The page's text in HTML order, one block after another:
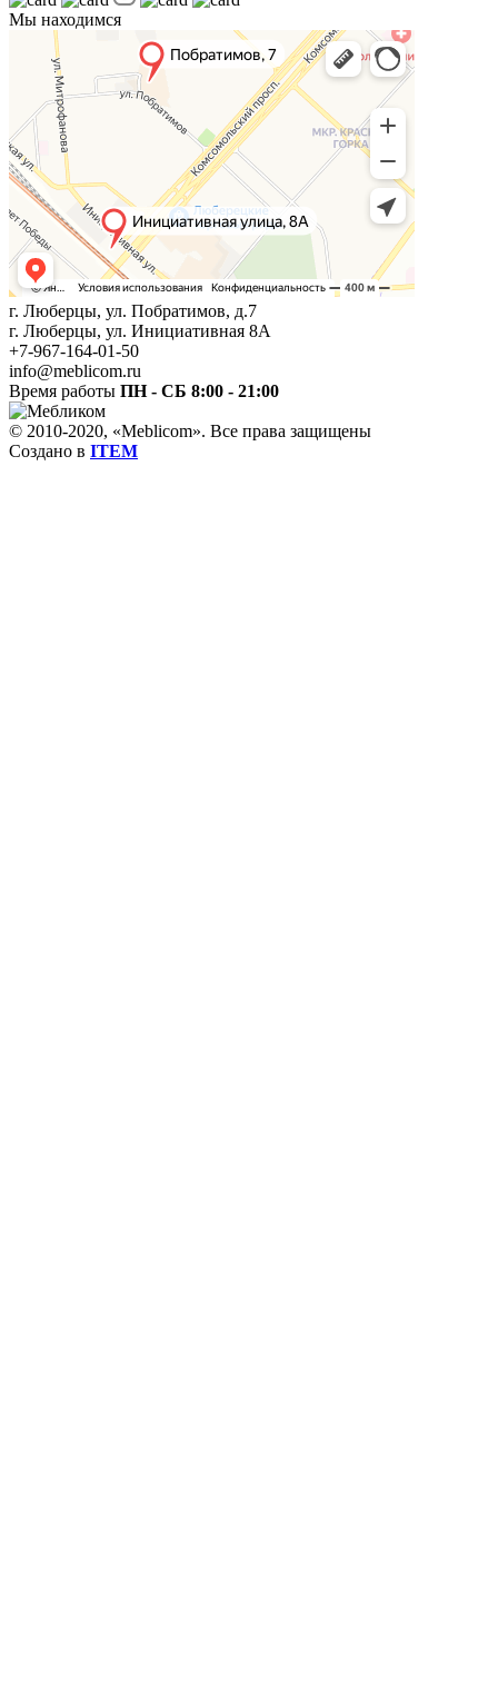
Мы находимся
г. Люберцы, ул. Побратимов, д.7
г. Люберцы, ул. Инициативная 8А
+7-967-164-01-50
info@meblicom.ru
Время работы ПН - СБ 8:00 - 21:00
© 2010-2020, «Meblicom». Все права защищены
Создано в ITEM